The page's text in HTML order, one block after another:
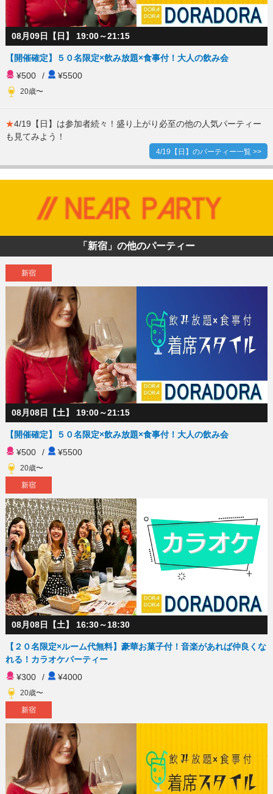
08月09日【日】 19:00～21:15
【開催確定】５０名限定×飲み放題×食事付！大人の飲み会
¥500
/ ¥5500
20歳〜
★4/19【日】は参加者続々！盛り上がり必至の他の人気パーティー
も見てみよう！
4/19【日】のパーティー一覧 >>
「新宿」の他のパーティー
新宿
08月08日【土】 19:00～21:15
【開催確定】５０名限定×飲み放題×食事付！大人の飲み会
¥500
/ ¥5500
20歳〜
新宿
08月08日【土】 16:30～18:30
【２０名限定×ルーム代無料】豪華お菓子付！音楽があれば仲良くな
れる！カラオケパーティー
¥300
/ ¥4000
20歳〜
新宿